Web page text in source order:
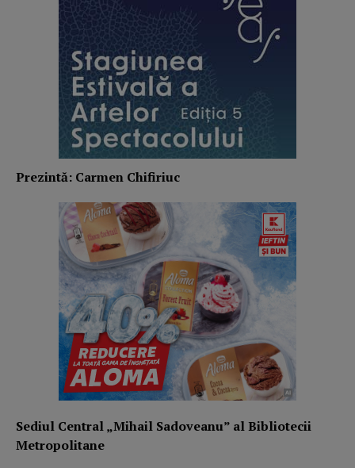
Prezintă: Carmen Chifiriuc
Sediul Central „Mihail Sadoveanu” al Bibliotecii
Metropolitane